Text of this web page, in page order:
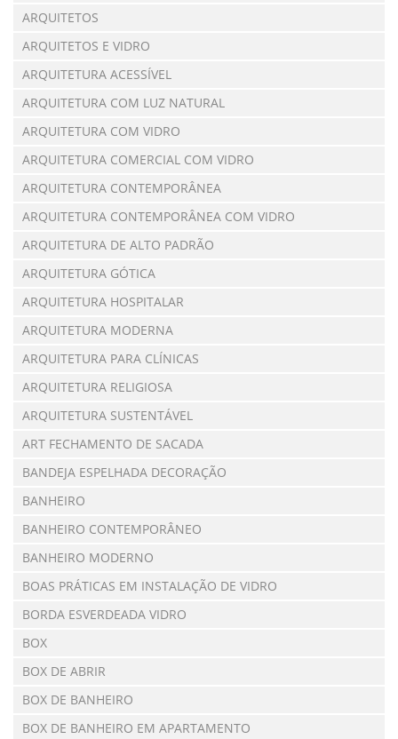
ARQUITETOS
ARQUITETOS E VIDRO
ARQUITETURA ACESSÍVEL
ARQUITETURA COM LUZ NATURAL
ARQUITETURA COM VIDRO
ARQUITETURA COMERCIAL COM VIDRO
ARQUITETURA CONTEMPORÂNEA
ARQUITETURA CONTEMPORÂNEA COM VIDRO
ARQUITETURA DE ALTO PADRÃO
ARQUITETURA GÓTICA
ARQUITETURA HOSPITALAR
ARQUITETURA MODERNA
ARQUITETURA PARA CLÍNICAS
ARQUITETURA RELIGIOSA
ARQUITETURA SUSTENTÁVEL
ART FECHAMENTO DE SACADA
BANDEJA ESPELHADA DECORAÇÃO
BANHEIRO
BANHEIRO CONTEMPORÂNEO
BANHEIRO MODERNO
BOAS PRÁTICAS EM INSTALAÇÃO DE VIDRO
BORDA ESVERDEADA VIDRO
BOX
BOX DE ABRIR
BOX DE BANHEIRO
BOX DE BANHEIRO EM APARTAMENTO